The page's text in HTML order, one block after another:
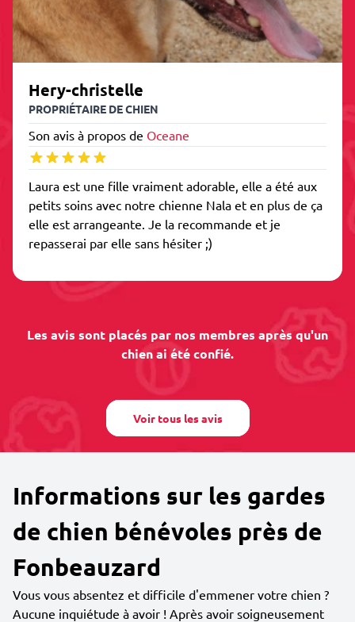
Hery-christelle
PROPRIÉTAIRE DE CHIEN
Son avis à propos de Oceane
Laura est une fille vraiment adorable, elle a été aux
petits soins avec notre chienne Nala et en plus de ça
elle est arrangeante. Je la recommande et je
repasserai par elle sans hésiter ;)
Les avis sont placés par nos membres après qu'un
chien ai été confié.
Voir tous les avis
Informations sur les gardes
de chien bénévoles près de
Fonbeauzard
Vous vous absentez et difficile d'emmener votre chien ?
Aucune inquiétude à avoir ! Après avoir soigneusement